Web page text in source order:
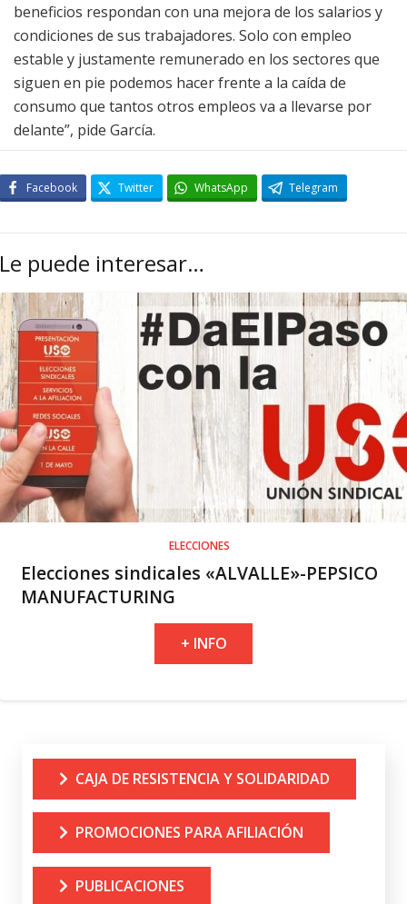
beneficios respondan con una mejora de los salarios y
condiciones de sus trabajadores. Solo con empleo
estable y justamente remunerado en los sectores que
siguen en pie podemos hacer frente a la caída de
consumo que tantos otros empleos va a llevarse por
delante”, pide García.
Facebook Twitter WhatsApp Telegram
Le puede interesar…
ELECCIONES
Elecciones sindicales «ALVALLE»-PEPSICO
MANUFACTURING
+ INFO
CAJA DE RESISTENCIA Y SOLIDARIDAD
PROMOCIONES PARA AFILIACIÓN
PUBLICACIONES